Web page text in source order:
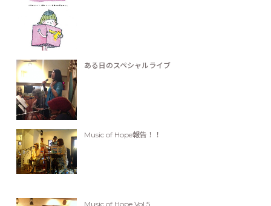
ある日のスペシャルライブ
Music of Hope報告！！
Music of Hope Vol.5 ...